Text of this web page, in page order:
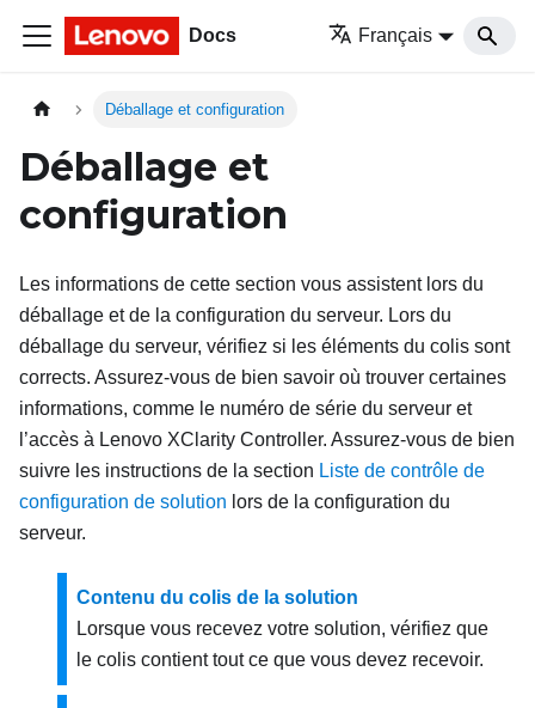
Docs Français
Déballage et configuration
Déballage et
configuration
Les informations de cette section vous assistent lors du
déballage et de la configuration du serveur. Lors du
déballage du serveur, vérifiez si les éléments du colis sont
corrects. Assurez-vous de bien savoir où trouver certaines
informations, comme le numéro de série du serveur et
l’accès à Lenovo XClarity Controller. Assurez-vous de bien
suivre les instructions de la section Liste de contrôle de
configuration de solution lors de la configuration du
serveur.
Contenu du colis de la solution
Lorsque vous recevez votre solution, vérifiez que
le colis contient tout ce que vous devez recevoir.